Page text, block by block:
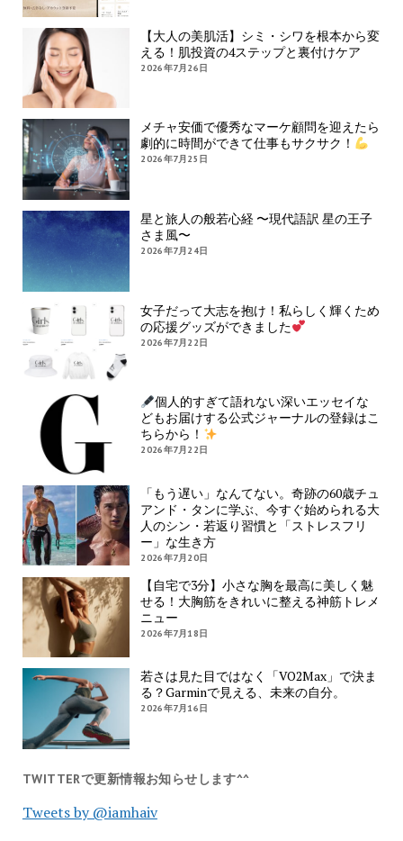
【大人の美肌活】シミ・シワを根本から変
える！肌投資の4ステップと裏付けケア
2026年7月26日
メチャ安価で優秀なマーケ顧問を迎えたら
劇的に時間ができて仕事もサクサク！
2026年7月25日
星と旅人の般若心経 〜現代語訳 星の王子
さま風〜
2026年7月24日
女子だって大志を抱け！私らしく輝くため
の応援グッズができました
2026年7月22日
個人的すぎて語れない深いエッセイな
どもお届けする公式ジャーナルの登録はこ
ちらから！
2026年7月22日
「もう遅い」なんてない。奇跡の60歳チュ
アンド・タンに学ぶ、今すぐ始められる大
人のシン・若返り習慣と「ストレスフリ
ー」な生き方
2026年7月20日
【自宅で3分】小さな胸を最高に美しく魅
せる！大胸筋をきれいに整える神筋トレメ
ニュー
2026年7月18日
若さは見た目ではなく「VO2Max」で決ま
る？Garminで見える、未来の自分。
2026年7月16日
TWITTERで更新情報お知らせします^^
Tweets by @iamhaiv